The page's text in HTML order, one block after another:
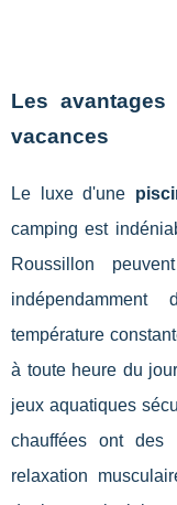
Les
vacances
Le luxe d'une
camping est
Roussillon
température
à toute heure du
jeux aquatiques
chauffées ont
relaxation